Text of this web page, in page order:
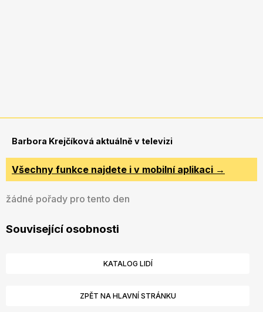
Barbora Krejčíková aktuálně v televizi
Všechny funkce najdete i v mobilní aplikaci →
žádné pořady pro tento den
Související osobnosti
KATALOG LIDÍ
ZPĚT NA HLAVNÍ STRÁNKU